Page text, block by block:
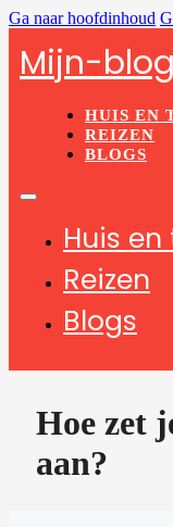
Ga naar hoofdinhoud
Mijn-
HUIS EN
REIZEN
BLOGS
Huis
Reizen
Blogs
Hoe zet
aan?